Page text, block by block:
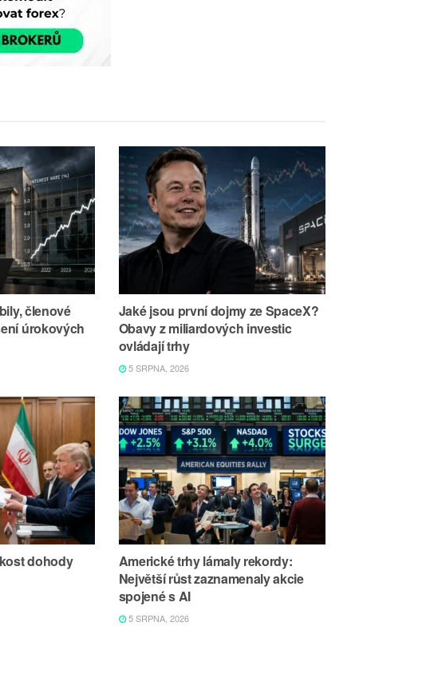
členové
úrokových
Jaké jsou první dojmy ze SpaceX?
Obavy z miliardových investic
ovládají trhy
5 SRPNA, 2026
dohody
Americké trhy lámaly rekordy:
Největší růst zaznamenaly akcie
spojené s AI
5 SRPNA, 2026